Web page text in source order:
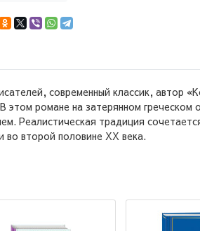
современный классик, автор
романе на затерянном греческом
Реалистическая традиция
во второй половине ХХ века.